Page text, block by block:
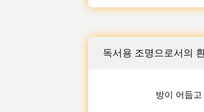
독서용 조명으로서의
방이 어둡